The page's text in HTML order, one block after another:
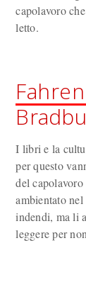
capolavoro
letto.
I libri e la
per questo
del
ambientato
indendi, ma li
leggere per